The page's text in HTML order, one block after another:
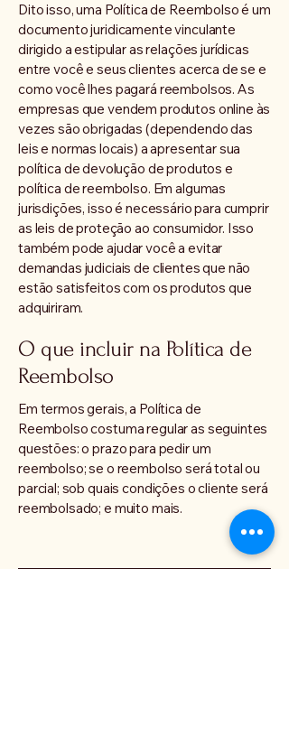
Dito isso, uma Política de Reembolso é um
documento juridicamente vinculante
dirigido a estipular as relações jurídicas
entre você e seus clientes acerca de se e
como você lhes pagará reembolsos. As
empresas que vendem produtos online às
vezes são obrigadas (dependendo das
leis e normas locais) a apresentar sua
política de devolução de produtos e
política de reembolso. Em algumas
jurisdições, isso é necessário para cumprir
as leis de proteção ao consumidor. Isso
também pode ajudar você a evitar
demandas judiciais de clientes que não
estão satisfeitos com os produtos que
adquiriram.
O que incluir na Política de
Reembolso
Em termos gerais, a Política de
Reembolso costuma regular as seguintes
questões: o prazo para pedir um
reembolso; se o reembolso será total ou
parcial; sob quais condições o cliente será
reembolsado; e muito mais.